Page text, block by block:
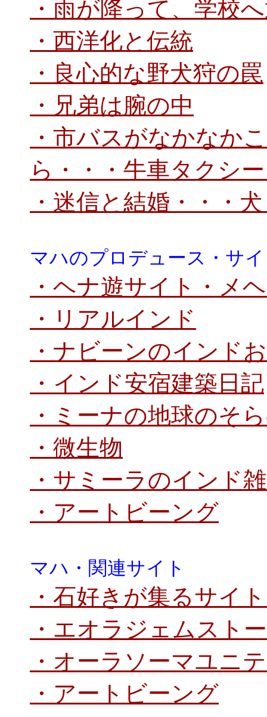
・雨が降って、学校
・西洋化と伝統
・良心的な野犬狩の罠
・兄弟は腕の中
・市バスがなかなか
ら・・・牛車タクシ
・迷信と結婚・・・
マハのプロデュース・サ
・ヘナ遊サイト・メ
・リアルインド
・ナビーンのインド
・インド安宿建築日記
・ミーナの地球のそ
・微生物
・サミーラのインド
・アートビーング
マハ・関連サイト
・石好きが集るサイ
・エオラジェムスト
・オーラソーマユニ
・アートビーング